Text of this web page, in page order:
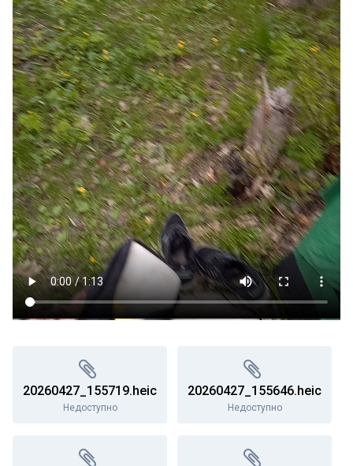
20260427_155719.heic
Недоступно
20260427_155646.heic
Недоступно